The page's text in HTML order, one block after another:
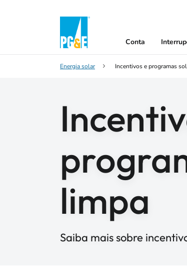
Conta
Energia solar Incentivos e programas
limpa
Saiba mais sobre